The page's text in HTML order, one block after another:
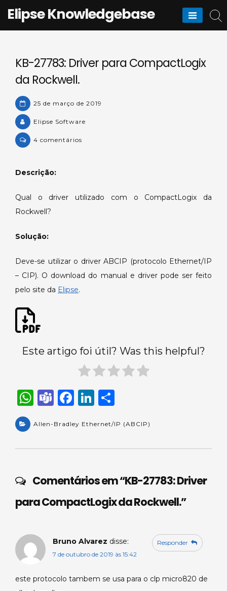
Elipse Knowledgebase
KB-27783: Driver para CompactLogix
da Rockwell.
25 de março de 2019
Elipse Software
4 comentários
CompactLogix
Descrição:
Qual o driver utilizado com o CompactLogix da
Rockwell?
Solução:
Deve-se utilizar o driver ABCIP (protocolo Ethernet/IP
– CIP). O download do manual e driver pode ser feito
pelo site da Elipse.
Este artigo foi útil? Was this helpful?
W
a
ts
p
p
T
a
m
F
c
e
o
o
k
Li
k
e
n
ar
e
Allen-Bradley Ethernet/IP (ABCIP)
Comentários em “KB-27783: Driver
para CompactLogix da Rockwell.”
Bruno Alvarez disse:
7 de outubro de 2019 às 15:42
este protocolo tambem se usa para o clp micro820 de
Responder